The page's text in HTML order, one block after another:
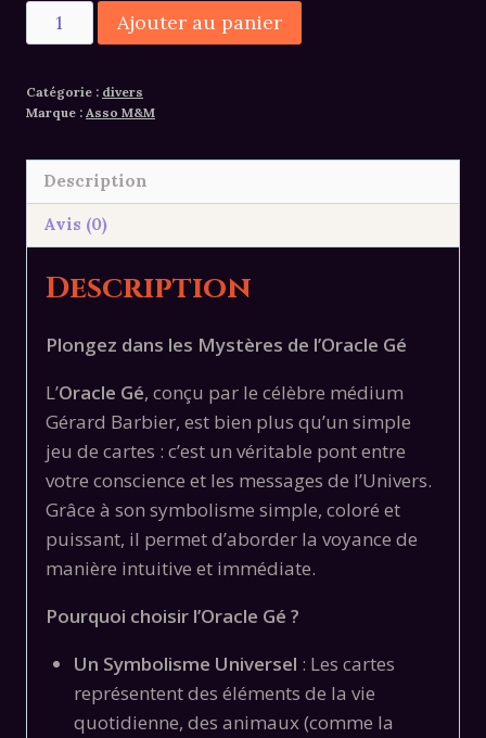
quantité
de
Gé
Gérard
Barbier
Jeu
de
Cartes
Divination
avec
Livret
Éditions
Trajectoire
Ajouter au panier
Catégorie : divers
Marque : Asso M&M
Description
Avis (0)
Description
Plongez dans les Mystères de l’Oracle Gé
L’Oracle Gé, conçu par le célèbre médium
Gérard Barbier, est bien plus qu’un simple
jeu de cartes : c’est un véritable pont entre
votre conscience et les messages de l’Univers.
Grâce à son symbolisme simple, coloré et
puissant, il permet d’aborder la voyance de
manière intuitive et immédiate.
Pourquoi choisir l’Oracle Gé ?
Un Symbolisme Universel : Les cartes
représentent des éléments de la vie
quotidienne, des animaux (comme la